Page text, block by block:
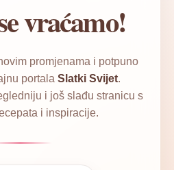
vraćamo!
promjenama i potpuno
portala Slatki Svijet.
i još slađu stranicu s
i inspiracije.